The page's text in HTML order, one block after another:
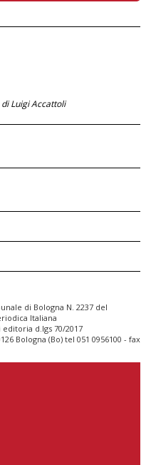
di Luigi Accattoli
di Bologna N. 2237 del
Italiana
d.lgs 70/2017
Bologna (Bo) tel 051 0956100 - fax